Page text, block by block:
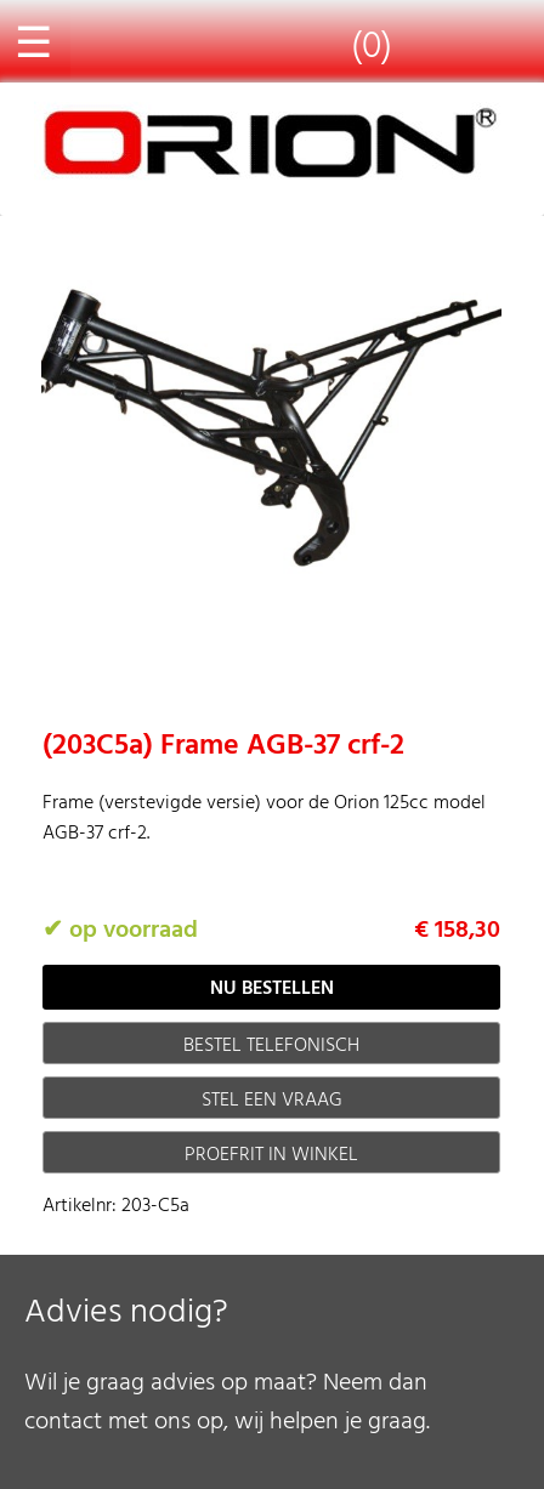
☰ (0)
(203C5a) Frame AGB-37 crf-2
Frame (verstevigde versie) voor de Orion 125cc model
AGB-37 crf-2.
✔ op voorraad € 158,30
BESTEL TELEFONISCH
STEL EEN VRAAG
PROEFRIT IN WINKEL
Artikelnr: 203-C5a
Advies nodig?
Wil je graag advies op maat? Neem dan
contact met ons op, wij helpen je graag.